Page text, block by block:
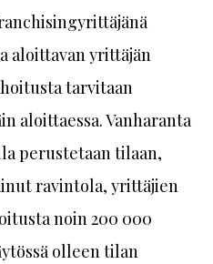
aloittavan yrittäjän
tarvitaan
aloittaessa. Vanharanta
perustetaan tilaan,
ravintola, yrittäjien
noin 200 000
olleen tilan